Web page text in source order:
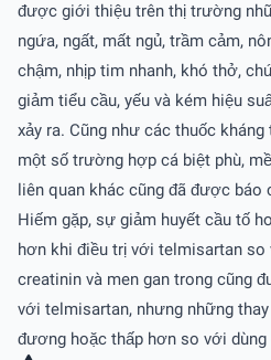
được giới thiệu trên thị trường
ngứa, ngất, mất ngủ, trầm cảm,
chậm, nhịp tim nhanh, khó thở,
giảm tiểu cầu, yếu và kém hiệu
xảy ra. Cũng như các thuốc
một số trường hợp cá biệt phù,
liên quan khác cũng đã được báo
Hiếm gặp, sự giảm huyết cầu tố
hơn khi điều trị với telmisartan
creatinin và men gan trong cũng
với telmisartan, nhưng những
đương hoặc thấp hơn so với